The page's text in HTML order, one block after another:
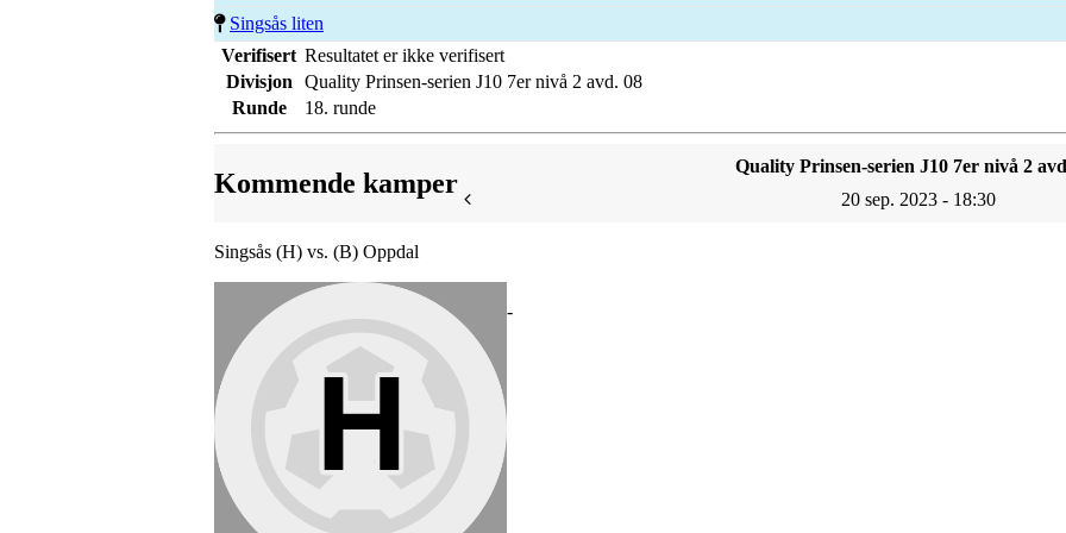
Singsås liten
Verifisert Resultatet er ikke verifisert
Divisjon
Quality Prinsen-serien J10 7er nivå 2 avd. 08
Runde
18. runde
Kommende kamper
Quality Prinsen-serien J10 7er nivå 2
20 sep. 2023 - 18:30
Singsås (H) vs. (B) Oppdal
-